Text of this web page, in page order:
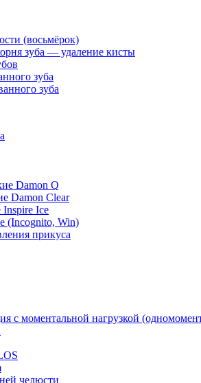
(восьмёрок)
зуба — удаление кисты
зуба
зуба
Damon Q
Damon Clear
Ice
(Incognito, Win)
прикуса
с моментальной нагрузкой
челюсти